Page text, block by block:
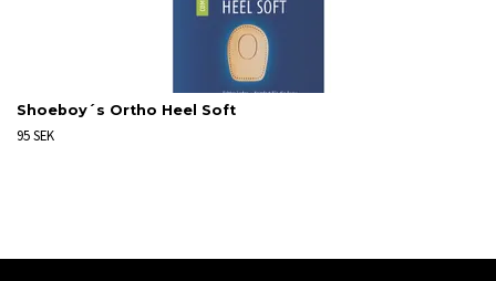
Shoeboy´s Ortho Heel Soft
95 SEK